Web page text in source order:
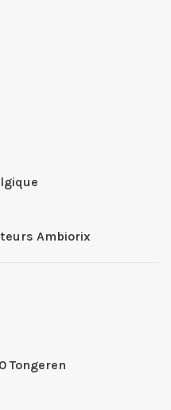
Ambiorix
Tongeren